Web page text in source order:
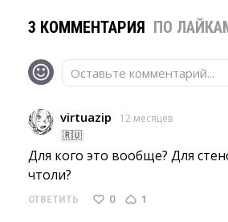
3 КОММЕНТАРИЯ ПО
Оставьте комментарий...
virtuazip
12 месяцев
🇷🇺
Для кого это вообще? Для
чтоли?
ОТВЕТИТЬ 0 1